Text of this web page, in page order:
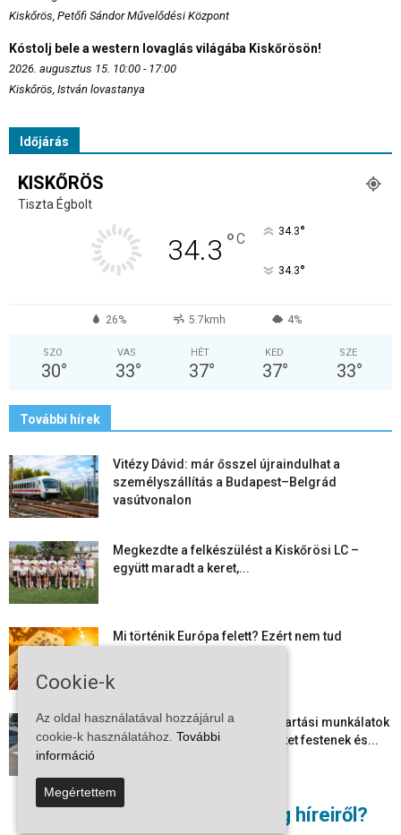
Nem akar lemaradni a térség híreiről?
Kiskőrös, Petőfi Sándor Művelődési Központ
Kóstolj bele a western lovaglás világába Kiskőrösön!
2026. augusztus 15. 10:00 - 17:00
Kiskőrös, István lovastanya
Időjárás
KISKŐRÖS
Tiszta Égbolt
34.3 °C 34.3°
34.3°
26% 5.7kmh 4%
SZO
30°
VAS
33°
HÉT
37°
KED
37°
SZE
33°
További hírek
Vitézy Dávid: már ősszel újraindulhat a
személyszállítás a Budapest–Belgrád
vasútvonalon
Megkezdte a felkészülést a Kiskőrösi LC –
együtt maradt a keret,...
Mi történik Európa felett? Ezért nem tud
Folyamatosak a nyári karbantartási munkálatok
Kiskőrösön – útburkolati jeleket festenek és...
Több száz gyorshajtót és ittas sofőrt szűrtek ki
Cookie-k
Az oldal használatával hozzájárul a
cookie-k használatához. További
információ
Megértettem